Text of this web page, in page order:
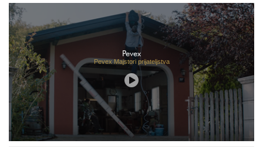
Pevex
Pevex Majstori prijateljstva